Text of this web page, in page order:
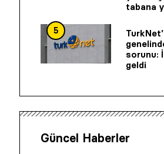
tabana
5
sorunu:
geldi
Güncel Haberler